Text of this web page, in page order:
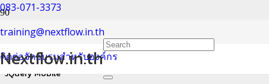
083-071-3373
training@nextflow.in.th
ติดต่อจัดอบรมสำหรับองค์กร
Nextflow.in.th
JQuery Mobile
Home
JQuery Mobile